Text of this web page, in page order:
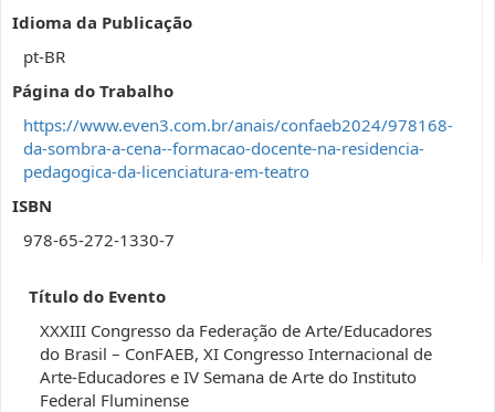
Idioma da Publicação
pt-BR
Página do Trabalho
https://www.even3.com.br/anais/confaeb2024/978168-
da-sombra-a-cena--formacao-docente-na-residencia-
pedagogica-da-licenciatura-em-teatro
ISBN
978-65-272-1330-7
Título do Evento
XXXIII Congresso da Federação de Arte/Educadores
do Brasil – ConFAEB, XI Congresso Internacional de
Arte-Educadores e IV Semana de Arte do Instituto
Federal Fluminense